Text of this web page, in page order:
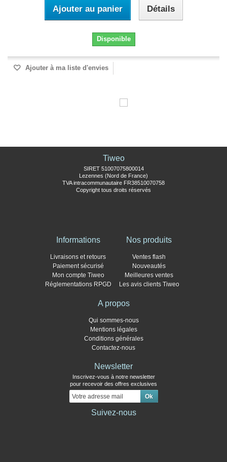
Ajouter au panier Détails
Disponible
Ajouter à ma liste d'envies
Tiweo
SIRET 51007075800014
Lezennes (Nord de France)
TVA intracommunautaire FR38510070758
Copyright tous droits réservés
Informations
Livraisons et retours
Paiement sécurisé
Mon compte Tiweo
Réglementations RPGD
Nos produits
Ventes flash
Nouveautés
Meilleures ventes
Les avis clients Tiweo
A propos
Qui sommes-nous
Mentions légales
Conditions générales
Contactez-nous
Newsletter
Inscrivez-vous à notre newsletter
pour recevoir des offres exclusives
Suivez-nous